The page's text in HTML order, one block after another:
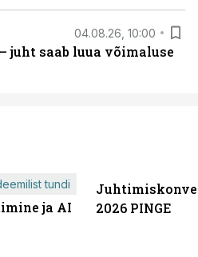
04.08.26, 10:00
juht saab luua võimaluse
ja AI
tundi
2026 PINGE